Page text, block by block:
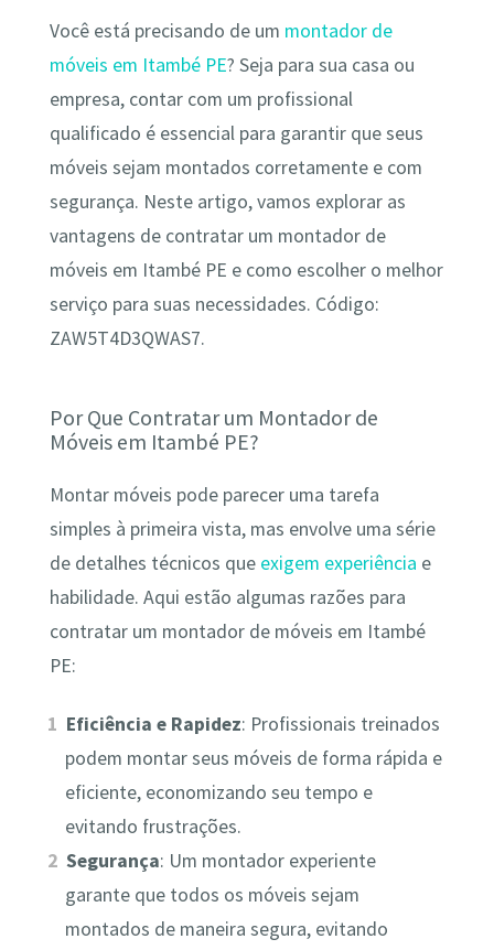
Você está precisando de um montador de
móveis em Itambé PE? Seja para sua casa ou
empresa, contar com um profissional
qualificado é essencial para garantir que seus
móveis sejam montados corretamente e com
segurança. Neste artigo, vamos explorar as
vantagens de contratar um montador de
móveis em Itambé PE e como escolher o melhor
serviço para suas necessidades. Código:
ZAW5T4D3QWAS7.
Por Que Contratar um Montador de
Móveis em Itambé PE?
Montar móveis pode parecer uma tarefa
simples à primeira vista, mas envolve uma série
de detalhes técnicos que exigem experiência e
habilidade. Aqui estão algumas razões para
contratar um montador de móveis em Itambé
PE:
Eficiência e Rapidez: Profissionais treinados
podem montar seus móveis de forma rápida e
eficiente, economizando seu tempo e
evitando frustrações.
Segurança: Um montador experiente
garante que todos os móveis sejam
montados de maneira segura, evitando